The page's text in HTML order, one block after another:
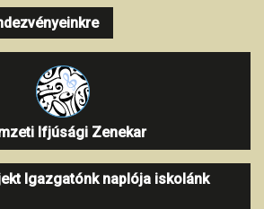
Ifjúsági Zenekar
Igazgatónk naplója iskolánk